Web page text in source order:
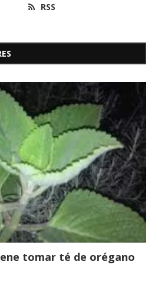
RSS
tomar té de orégano